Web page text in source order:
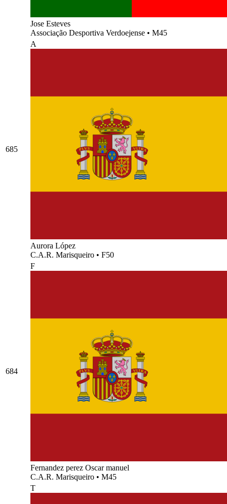
Jose Esteves
Associação Desportiva Verdoejense • M45
685
A
Aurora López
C.A.R. Marisqueiro • F50
684
F
Fernandez perez Oscar manuel
C.A.R. Marisqueiro • M45
T